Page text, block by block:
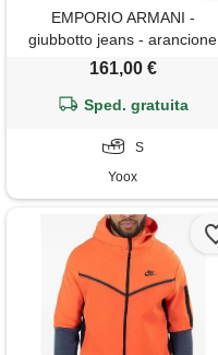
EMPORIO ARMANI -
giubbotto jeans - arancione
161,00 €
Sped. gratuita
S
Yoox